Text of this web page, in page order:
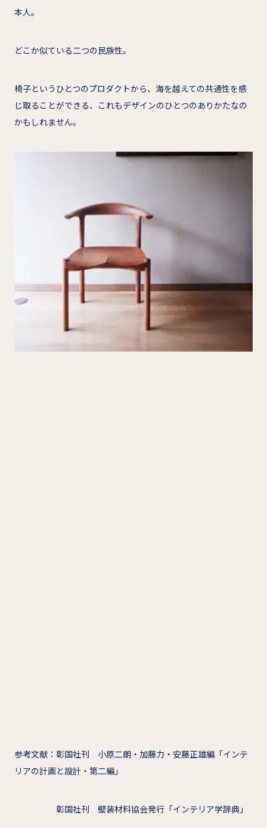
本人。
どこか似ている二つの民族性。
椅子というひとつのプロダクトから、海を越えての共通性を感
じ取ることができる、これもデザインのひとつのありかたなの
かもしれません。
参考文献：彰国社刊 小原二朗・加藤力・安藤正雄編「インテ
リアの計画と設計・第二編」
彰国社刊 壁装材料協会発行「インテリア学辞典」